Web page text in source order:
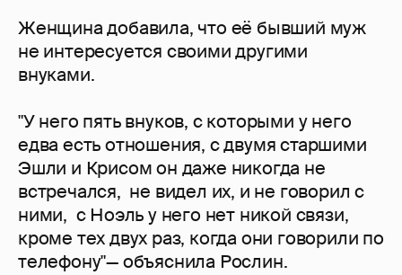
Женщина добавила, что её бывший муж
не интересуется своими другими
внуками.
"У него пять внуков, с которыми у него
едва есть отношения, с двумя старшими
Эшли и Крисом он даже никогда не
встречался, не видел их, и не говорил с
ними, с Ноэль у него нет никой связи,
кроме тех двух раз, когда они говорили по
телефону"— объяснила Рослин.